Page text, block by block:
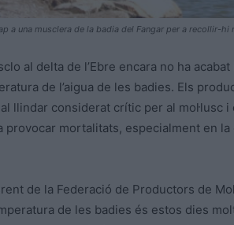
a una musclera de la badia del Fangar per a recollir-
al delta de l’Ebre encara no ha
de l’aigua de les badies. Els
llindar considerat crític per al mol·lusc
mortalitats, especialment en la
de la Federació de Productors de
de les badies és estos dies